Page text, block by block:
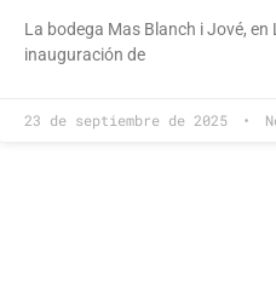
La bodega Mas Blanch i Jové,
inauguración de
23 de septiembre de 2025